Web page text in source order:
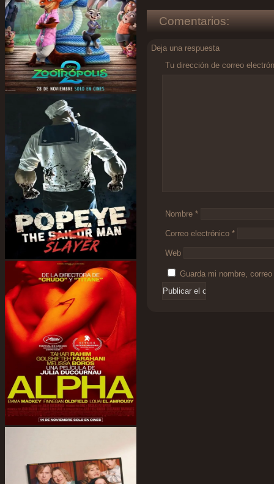
Comentarios:
Deja una respuesta
Tu dirección de correo
Nombre *
Correo electrónico *
Web
Guarda mi nombre,